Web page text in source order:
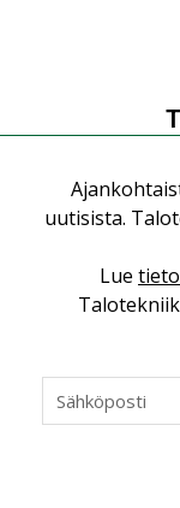
saman
”Tulevat
erilliset
uutisista.
Lue